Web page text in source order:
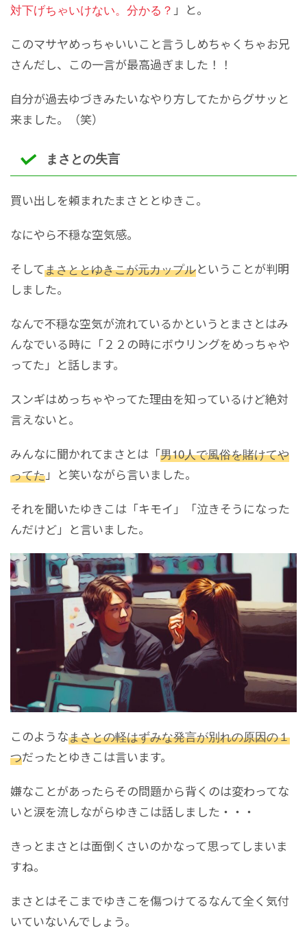
対下げちゃいけない。分かる？ 」と。
このマサヤめっちゃいいこと言うしめちゃくちゃお兄
さんだし、この一言が最高過ぎました！！
自分が過去ゆづきみたいなやり方してたからグサッと
来ました。（笑）
まさとの失言
買い出しを頼まれたまさととゆきこ。
なにやら不穏な空気感。
そしてまさととゆきこが元カップルということが判明
しました。
なんで不穏な空気が流れているかというとまさとはみ
んなでいる時に「２２の時にボウリングをめっちゃや
ってた」と話します。
スンギはめっちゃやってた理由を知っているけど絶対
言えないと。
みんなに聞かれてまさとは「男10人で風俗を賭けてや
ってた」と笑いながら言いました。
それを聞いたゆきこは「キモイ」「泣きそうになった
んだけど」と言いました。
このようなまさとの軽はずみな発言が別れの原因の１
つだったとゆきこは言います。
嫌なことがあったらその問題から背くのは変わってな
いと涙を流しながらゆきこは話しました・・・
きっとまさとは面倒くさいのかなって思ってしまいま
すね。
まさとはそこまでゆきこを傷つけてるなんて全く気付
いていないんでしょう。